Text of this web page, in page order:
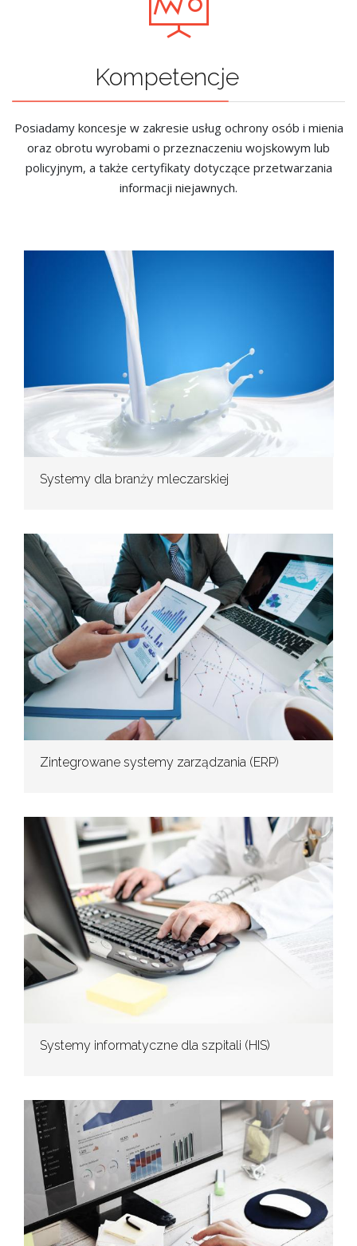
Kompetencje
Posiadamy koncesje w zakresie usług ochrony osób i mienia
oraz obrotu wyrobami o przeznaczeniu wojskowym lub
policyjnym, a także certyfikaty dotyczące przetwarzania
informacji niejawnych.
Systemy dla branży mleczarskiej
Zintegrowane systemy zarządzania (ERP)
Systemy informatyczne dla szpitali (HIS)